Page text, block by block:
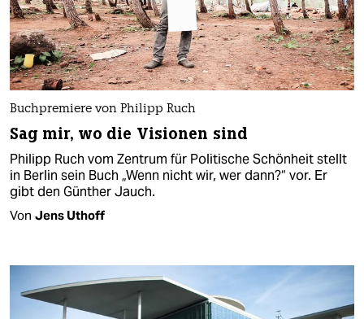
Buchpremiere von Philipp Ruch
Sag mir, wo die Visionen sind
Philipp Ruch vom Zentrum für Politische Schönheit stellt
in Berlin sein Buch „Wenn nicht wir, wer dann?“ vor. Er
gibt den Günther Jauch.
Von Jens Uthoff